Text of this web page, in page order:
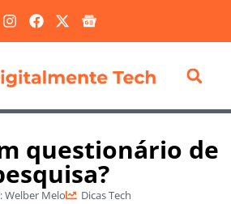
questionário de
Welber Melo Dicas Tech